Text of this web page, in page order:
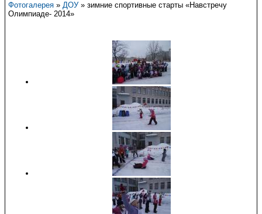
Фотогалерея » ДОУ» зимние спортивные старты «Навстречу
Олимпиаде- 2014»